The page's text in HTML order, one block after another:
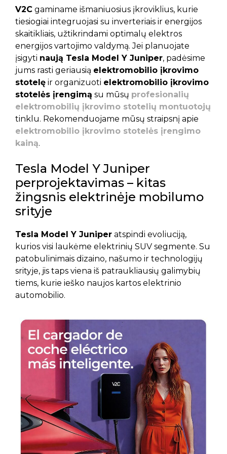
V2C gaminame išmaniuosius įkroviklius, kurie
tiesiogiai integruojasi su inverteriais ir energijos
skaitikliais, užtikrindami optimalų elektros
energijos vartojimo valdymą. Jei planuojate
įsigyti naują Tesla Model Y Juniper, padėsime
jums rasti geriausią elektromobilio įkrovimo
stotelę ir organizuoti elektromobilio įkrovimo
stotelės įrengimą su mūsų profesionalių
elektromobilių įkrovimo stotelių montuotojų
tinklu. Rekomenduojame mūsų straipsnį apie
elektromobilio įkrovimo stotelės įrengimo
kainą.
Tesla Model Y Juniper
perprojektavimas – kitas
žingsnis elektrinėje mobilumo
srityje
Tesla Model Y Juniper atspindi evoliuciją,
kurios visi laukėme elektrinių SUV segmente. Su
patobulinimais dizaino, našumo ir technologijų
srityje, jis taps viena iš patraukliausių galimybių
tiems, kurie ieško naujos kartos elektrinio
automobilio.